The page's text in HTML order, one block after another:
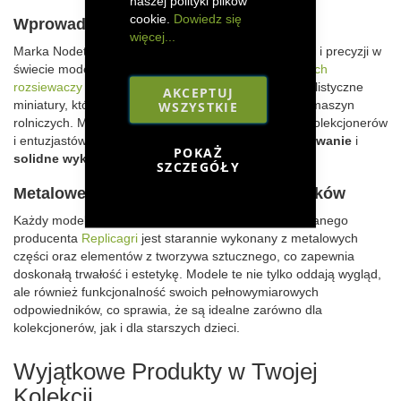
cookie. Dowiedz się
więcej...
AKCEPTUJ
WSZYSTKIE
POKAŻ
SZCZEGÓŁY
Wprowadzenie do Marki Nodet Gougis
Marka Nodet Gougis jest synonimem wysokiej jakości i precyzji w
świecie modeli rolniczych. Specjalizując się w
modelach
rozsiewaczy
, Nodet Gougis dostarcza realistyczne
miniatury, które są wiernymi replikami rzeczywistych maszyn
rolniczych. Modele te są szczególnie cenione przez kolekcjonerów
i entuzjastów rolnictwa za ich
szczegółowe odwzorowanie i
solidne wykonanie
Metalowe Modele Rozsiewaczy i Siewników
Każdy model Nodet Gougis w skali 1:32 od renomowanego
producenta Replicagri jest starannie wykonany z metalowych
części oraz elementów z tworzywa sztucznego, co zapewnia
doskonałą trwałość i estetykę. Modele te nie tylko oddają wygląd,
ale również funkcjonalność swoich pełnowymiarowych
odpowiedników, co sprawia, że są idealne zarówno dla
kolekcjonerów, jak i dla starszych dzieci.
Wyjątkowe Produkty w Twojej